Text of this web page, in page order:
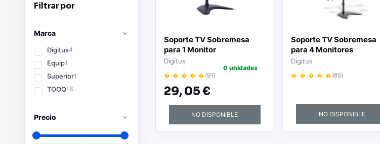
Filtrar por
Marca
Digitus4
Equip1
Superior1
TOOQ16
Precio
Soporte TV Sobremesa
para 1 Monitor
Digitus
� � � � �(91)
29,05 €
0 unidades
NO DISPONIBLE
Soporte TV Sobremesa
para 4 Monitores
Digitus
� � � � �(85)
NO DISPONIBLE